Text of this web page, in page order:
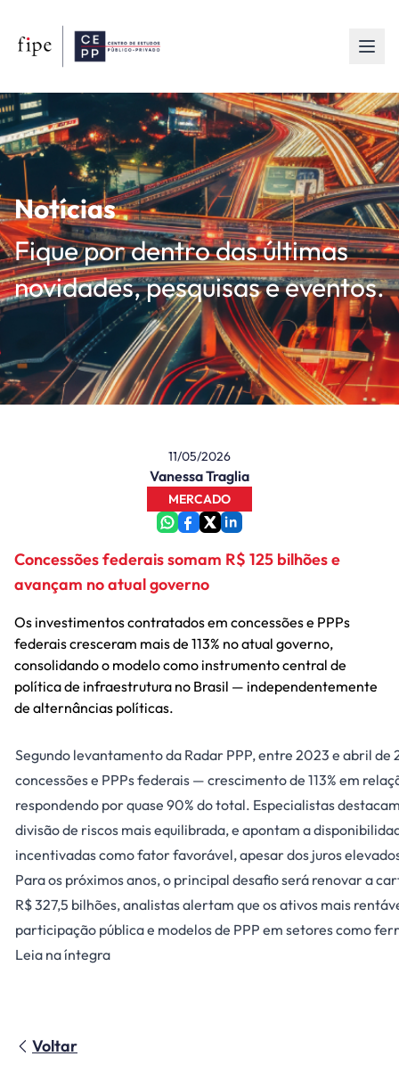
Notícias
Fique por dentro das últimas
novidades, pesquisas e eventos.
11/05/2026
Vanessa Traglia
MERCADO
Concessões federais somam R$ 125 bilhões e
avançam no atual governo
Os investimentos contratados em concessões e PPPs
federais cresceram mais de 113% no atual governo,
consolidando o modelo como instrumento central de
política de infraestrutura no Brasil — independentemente
de alternâncias políticas.
Segundo levantamento da Radar PPP, entre 2023 e abril
concessões e PPPs federais — crescimento de 113% em
respondendo por quase 90% do total. Especialistas
divisão de riscos mais equilibrada, e apontam a
incentivadas como fator favorável, apesar dos juros
Para os próximos anos, o principal desafio será renovar a
R$ 327,5 bilhões, analistas alertam que os ativos mais
participação pública e modelos de PPP em setores como
Leia na íntegra
Voltar